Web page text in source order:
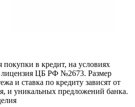
покупки в кредит, на условиях
ЦБ РФ №2673. Размер
и ставка по кредиту зависят от
и уникальных предложений банка.